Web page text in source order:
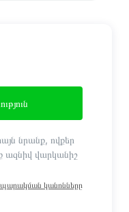
նրանք, ովքեր
ազնիվ վարկանիշ
կանոնները